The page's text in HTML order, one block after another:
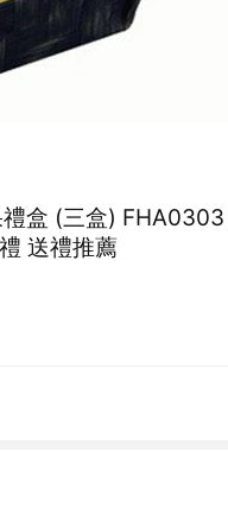
盒 (三盒)
送禮推薦